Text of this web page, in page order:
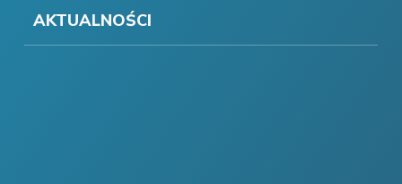
AKTUALNOŚCI